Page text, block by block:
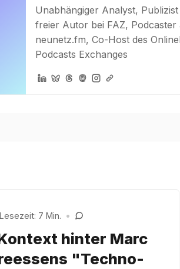
Unabhängiger Analyst,
freier Autor bei FAZ, Podcaster
neunetz.fm, Co-Host des
Podcasts Exchanges
Lesezeit: 7 Min. •
hinter Marc
"Techno-